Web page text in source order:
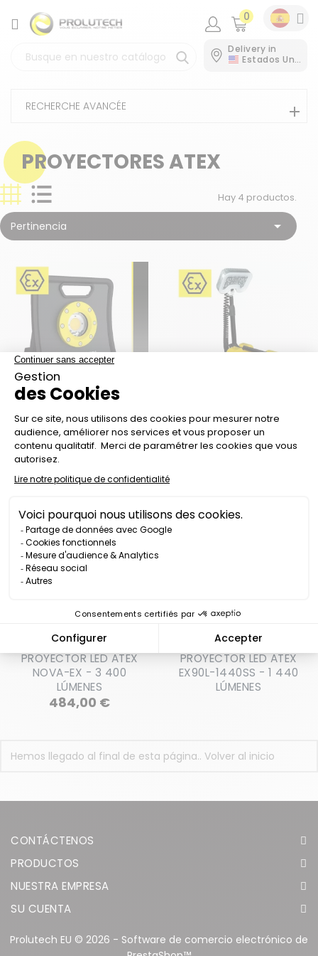
CATEGORÍA 0
Delivery in
Estados Unidos
RECHERCHE AVANCÉE
PROYECTORES ATEX
Hay 4 productos.
Pertinencia 
PROYECTOR ATEX
PR4000-EX K-LIGHT EX -
4000 LÚMENES
776,00 €
PROYECTOR AUTÓNOMO
ATEX PR1600-EX - 1600
LÚMENES
PROYECTOR LED ATEX
NOVA-EX - 3 400
LÚMENES
484,00 €Precio
PROYECTOR LED ATEX
EX90L-1440SS - 1 440
LÚMENES
Hemos llegado al final de esta página.. Volver al inicio
CONTÁCTENOS
PRODUCTOS
NUESTRA EMPRESA
SU CUENTA
Prolutech EU © 2026 - Software de comercio electrónico de